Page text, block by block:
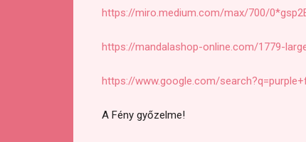
https://miro.medium.com/max/700/
https://mandalashop-online.com/1779-
https://www.google.com/
A Fény győzelme!